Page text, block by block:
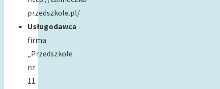
przedszkole.pl/
Usługodawca –
firma
„Przedszkole
nr
11